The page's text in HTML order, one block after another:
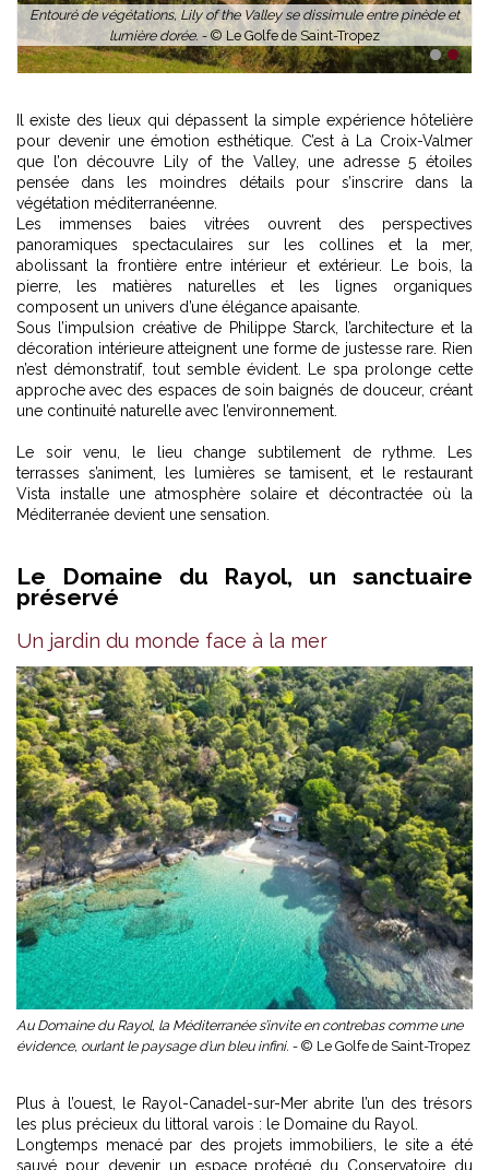
1 2
Il existe des lieux qui dépassent la simple expérience hôtelière
pour devenir une émotion esthétique. C’est à La Croix-Valmer
que l’on découvre Lily of the Valley, une adresse 5 étoiles
pensée dans les moindres détails pour s’inscrire dans la
végétation méditerranéenne.
Les immenses baies vitrées ouvrent des perspectives
panoramiques spectaculaires sur les collines et la mer,
abolissant la frontière entre intérieur et extérieur. Le bois, la
pierre, les matières naturelles et les lignes organiques
composent un univers d’une élégance apaisante.
Sous l’impulsion créative de Philippe Starck, l’architecture et la
décoration intérieure atteignent une forme de justesse rare. Rien
n’est démonstratif, tout semble évident. Le spa prolonge cette
approche avec des espaces de soin baignés de douceur, créant
une continuité naturelle avec l’environnement.
Le soir venu, le lieu change subtilement de rythme. Les
terrasses s’animent, les lumières se tamisent, et le restaurant
Vista installe une atmosphère solaire et décontractée où la
Méditerranée devient une sensation.
Le Domaine du Rayol, un sanctuaire
préservé
Un jardin du monde face à la mer
Au Domaine du Rayol, la Méditerranée s’invite en contrebas comme une
évidence, ourlant le paysage d’un bleu infini. - © Le Golfe de Saint-Tropez
Plus à l’ouest, le Rayol-Canadel-sur-Mer abrite l’un des trésors
les plus précieux du littoral varois : le Domaine du Rayol.
Longtemps menacé par des projets immobiliers, le site a été
sauvé pour devenir un espace protégé du Conservatoire du